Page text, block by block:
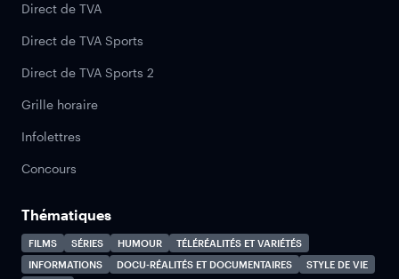
Direct de TVA
Direct de TVA Sports
Direct de TVA Sports 2
Grille horaire
Infolettres
Concours
Thématiques
FILMS SÉRIES HUMOUR
TÉLÉRÉALITÉS ET VARIÉTÉS
INFORMATIONS
DOCU-RÉALITÉS ET DOCUMENTAIRES
STYLE DE VIE